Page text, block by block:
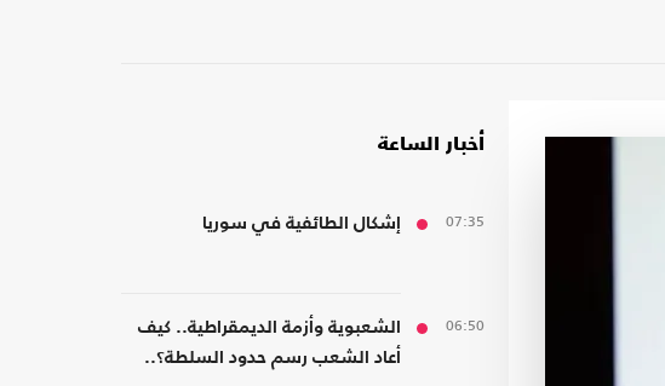
أخبار الساعة
07:35 إشكال الطائفية في سوريا
06:50
الشعبوية وأزمة الديمقراطية.. كيف
أعاد الشعب رسم حدود السلطة؟..